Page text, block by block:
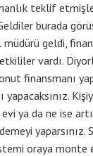
teklif
burada
geldi,
vardı.
finansmanı
yapacaksınız.
ya da ne ise
yaparsınız.
oraya monte